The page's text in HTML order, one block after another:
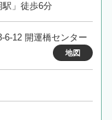
」徒歩6分
6-12 開運橋センター
地図